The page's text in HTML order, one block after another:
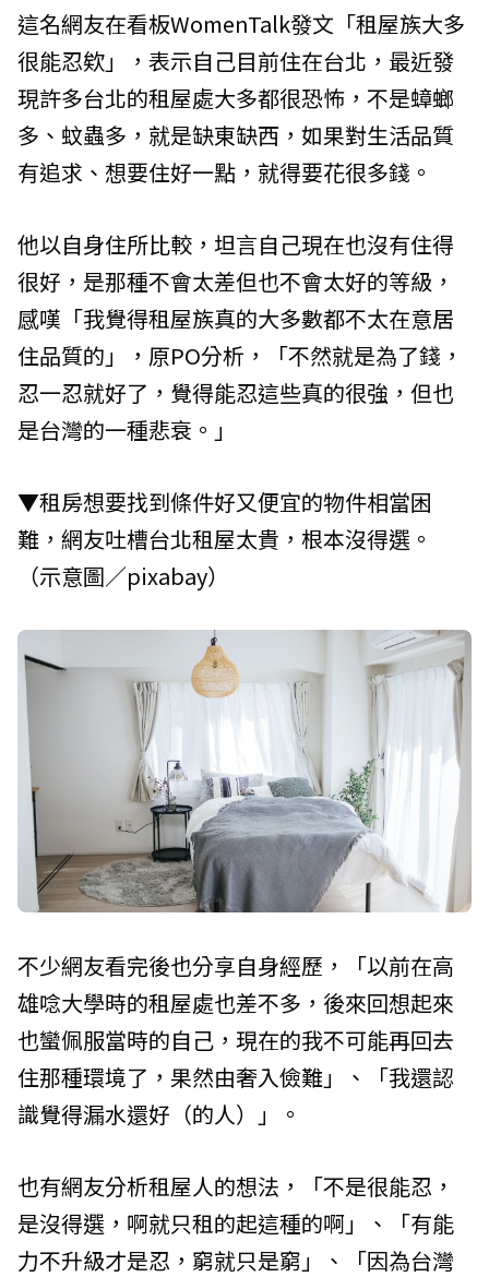
這名網友在看板WomenTalk發文「租屋族大多
很能忍欸」，表示自己目前住在台北，最近發
現許多台北的租屋處大多都很恐怖，不是蟑螂
多、蚊蟲多，就是缺東缺西，如果對生活品質
有追求、想要住好一點，就得要花很多錢。
他以自身住所比較，坦言自己現在也沒有住得
很好，是那種不會太差但也不會太好的等級，
感嘆「我覺得租屋族真的大多數都不太在意居
住品質的」，原PO分析，「不然就是為了錢，
忍一忍就好了，覺得能忍這些真的很強，但也
是台灣的一種悲衰。」
▼租房想要找到條件好又便宜的物件相當困
難，網友吐槽台北租屋太貴，根本沒得選。
（示意圖／pixabay）
不少網友看完後也分享自身經歷，「以前在高
雄唸大學時的租屋處也差不多，後來回想起來
也蠻佩服當時的自己，現在的我不可能再回去
住那種環境了，果然由奢入儉難」、「我還認
識覺得漏水還好（的人）」。
也有網友分析租屋人的想法，「不是很能忍，
是沒得選，啊就只租的起這種的啊」、「有能
力不升級才是忍，窮就只是窮」、「因為台灣